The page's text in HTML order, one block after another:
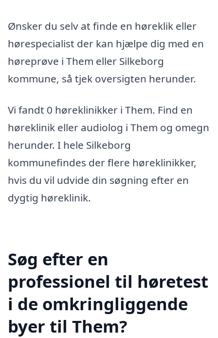
Ønsker du selv at finde en høreklik eller
hørespecialist der kan hjælpe dig med en
høreprøve i Them eller Silkeborg
kommune, så tjek oversigten herunder.
Vi fandt 0 høreklinikker i Them. Find en
høreklinik eller audiolog i Them og omegn
herunder. I hele Silkeborg
kommunefindes der flere høreklinikker,
hvis du vil udvide din søgning efter en
dygtig høreklinik.
Søg efter en
professionel til høretest
i de omkringliggende
byer til Them?